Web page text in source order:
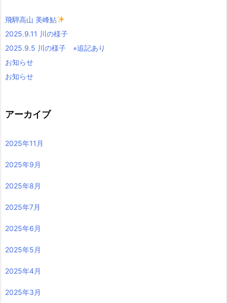
飛騨高山 美峰鮎
2025.9.11 川の様子
2025.9.5 川の様子 ⭐︎追記あり
お知らせ
お知らせ
アーカイブ
2025年11月
2025年9月
2025年8月
2025年7月
2025年6月
2025年5月
2025年4月
2025年3月